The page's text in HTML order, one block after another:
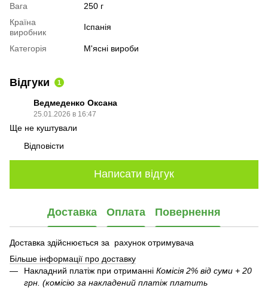
Вага
250 г
Країна
виробник
Іспанія
Категорія М'ясні вироби
Відгуки 1
Ведмеденко Оксана
25.01.2026 в 16:47
Ще не куштували
Відповісти
Написати відгук
Доставка Оплата Повернення
Доставка здійснюється за рахунок отримувача
Більше інформації про доставку
Накладний платіж при отриманні Комісія 2% від суми + 20
грн. (комісію за накладений платіж платить